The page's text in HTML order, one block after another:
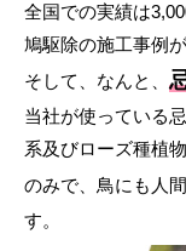
全国での実績は
鳩駆除の施工事例が
そして、なんと、
当社が使っている
系及びローズ種植
のみで、鳥にも人
す。